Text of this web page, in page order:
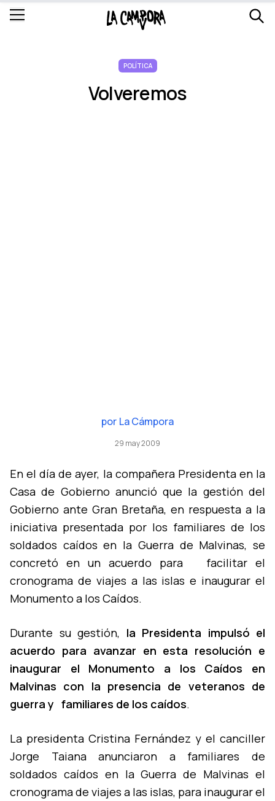
POLÍTICA
Volveremos
por La Cámpora
29 may 2009
En el dí­a de ayer, la compañera Presidenta en la
Casa de Gobierno anunció que la gestión del
Gobierno ante Gran Bretaña, en respuesta a la
iniciativa presentada por los familiares de los
soldados caí­dos en la Guerra de Malvinas, se
concretó en un acuerdo para facilitar el
cronograma de viajes a las islas e inaugurar el
Monumento a los Caí­dos.
Durante su gestión, la Presidenta impulsó el
acuerdo para avanzar en esta resolución e
inaugurar el Monumento a los Caí­dos en
Malvinas con la presencia de veteranos de
guerra y familiares de los caí­dos.
La presidenta Cristina Fernández y el canciller
Jorge Taiana anunciaron a familiares de
soldados caí­dos en la Guerra de Malvinas el
cronograma de viajes a las islas, para inaugurar el